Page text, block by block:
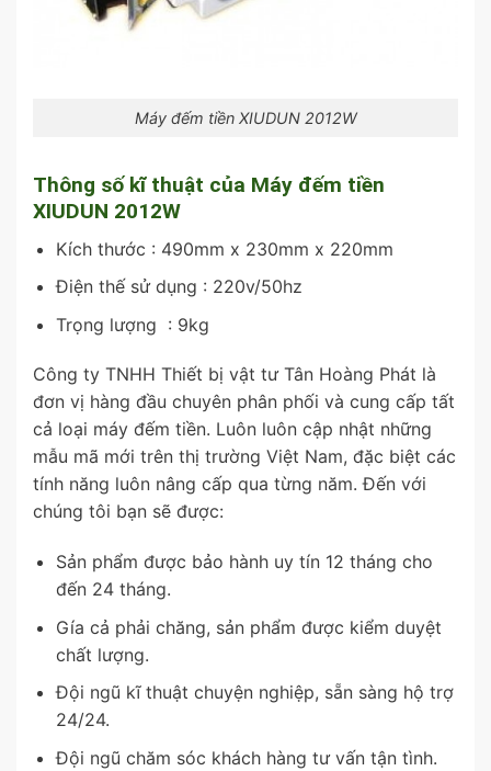
Máy đếm tiền XIUDUN 2012W
Thông số kĩ thuật của Máy đếm tiền
XIUDUN 2012W
Kích thước : 490mm x 230mm x 220mm
Điện thế sử dụng : 220v/50hz
Trọng lượng : 9kg
Công ty TNHH Thiết bị vật tư Tân Hoàng Phát là
đơn vị hàng đầu chuyên phân phối và cung cấp tất
cả loại máy đếm tiền. Luôn luôn cập nhật những
mẫu mã mới trên thị trường Việt Nam, đặc biệt các
tính năng luôn nâng cấp qua từng năm. Đến với
chúng tôi bạn sẽ được:
Sản phẩm được bảo hành uy tín 12 tháng cho
đến 24 tháng.
Gía cả phải chăng, sản phẩm được kiểm duyệt
chất lượng.
Đội ngũ kĩ thuật chuyện nghiệp, sẵn sàng hộ trợ
24/24.
Đội ngũ chăm sóc khách hàng tư vấn tận tình.